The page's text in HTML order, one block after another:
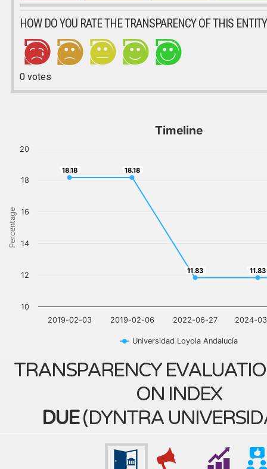
HOW DO YOU RATE THE TRANSPARENCY OF THIS
0votes
Percentage
Timeline
18.18
18.18 18.18
18.18
11.83
11.83 11.83
Universidad Loyola Andalucía
2019-02-03 2019-02-06 2022-06-27 2024-
10
12
14
16
18
20
TRANSPARENCY
ON INDEX
DUE(DYNTRA